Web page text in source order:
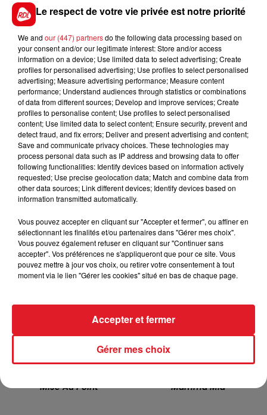
29 novembre 2021 - 17 min 4 sec
RDL VOYANCE
Tous les vendredis dés 11h,retrouvez notre Voyante
incontournable dans notre région !
TITRES DIFFUSÉS
7h04
7h04
Mise Au Point
7h00
7h00
Mamma Mia
Le respect de votre vie privée est notre priorité
We and our (447) partnersdo the following data processing based on
your consent and/or our legitimate interest: Store and/or access
information on a device; Use limited data to select advertising; Create
profiles for personalised advertising; Use profiles to select personalised
advertising; Measure advertising performance; Measure content
performance; Understand audiences through statistics or combinations
of data from different sources; Develop and improve services; Create
profiles to personalise content; Use profiles to select personalised
content; Use limited data to select content; Ensure security, prevent and
detect fraud, and fix errors; Deliver and present advertising and content;
Save and communicate privacy choices. These technologies may
process personal data such as IP address and browsing data to offer
following functionalities: Identify devices based on information actively
requested; Use precise geolocation data; Match and combine data from
other data sources; Link different devices; Identify devices based on
information transmitted automatically.
Vous pouvez accepter en cliquant sur "Accepter et fermer", ou affiner en
sélectionnant les finalités et/ou partenaires dans "Gérer mes choix".
Vous pouvez également refuser en cliquant sur "Continuer sans
accepter". Vos préférences ne s'appliqueront que pour ce site. Vous
pouvez mettre à jour vos choix, ou retirer votre consentement à tout
moment via le lien "Gérer les cookies" situé en bas de chaque page.
Gérer mes choix
Accepter et fermer